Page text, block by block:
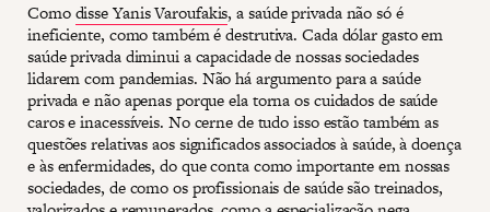
Comodisse Yanis Varoufakis, a saúde privada não só é
ineficiente, como também é destrutiva. Cada dólar gasto em
saúde privada diminui a capacidade de nossas sociedades
lidarem com pandemias. Não há argumento para a saúde
privada e não apenas porque ela torna os cuidados de saúde
caros e inacessíveis. No cerne de tudo isso estão também as
questões relativas aos significados associados à saúde, à doença
e às enfermidades, do que conta como importante em nossas
sociedades, de como os profissionais de saúde são treinados,